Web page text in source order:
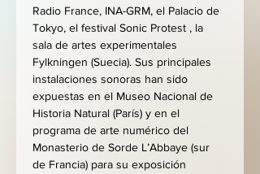
Radio France, INA-GRM, el Palacio de
Tokyo, el festival Sonic Protest , la
sala de artes experimentales
Fylkningen (Suecia). Sus principales
instalaciones sonoras han sido
expuestas en el Museo Nacional de
Historia Natural (París) y en el
programa de arte numérico del
Monasterio de Sorde L’Abbaye (sur
de Francia) para su exposición